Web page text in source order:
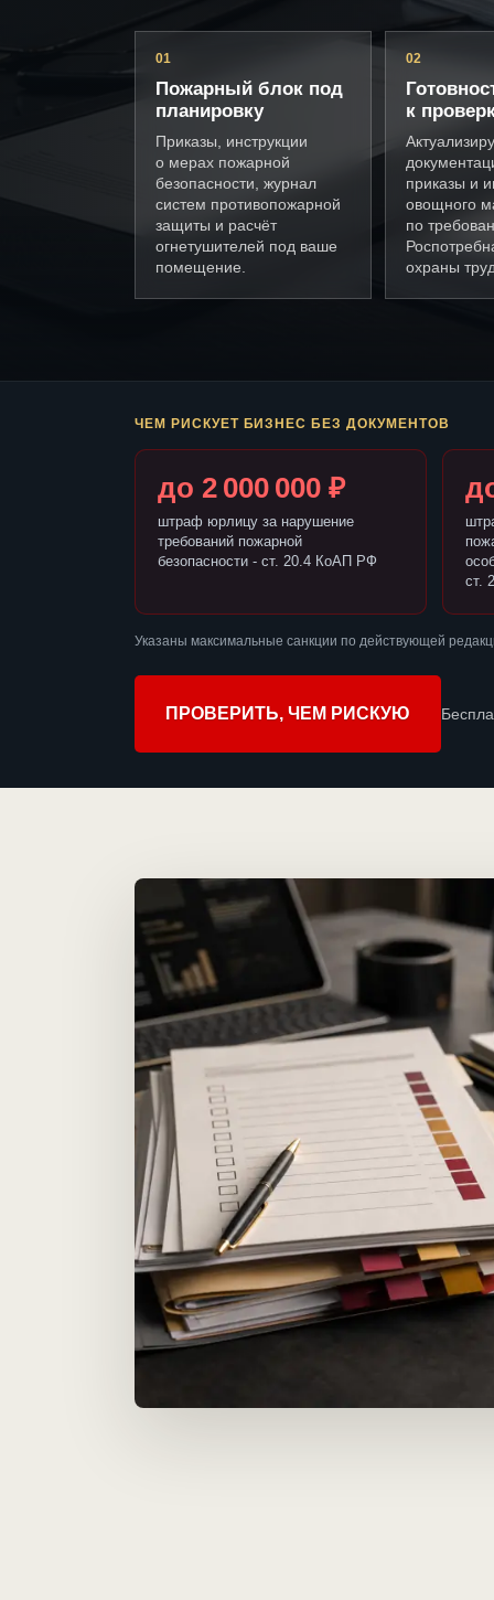
01
Пожарный блок под
планировку
Приказы, инструкции
о мерах пожарной
безопасности, журнал
систем противопожарной
защиты и расчёт
огнетушителей под ваше
помещение.
02
к
приказы и
овощного
по
охраны
ЧЕМ РИСКУЕТ БИЗНЕС БЕЗ ДОКУМЕНТОВ
до 2 000 000 ₽
штраф юрлицу за нарушение
требований пожарной
безопасности - ст. 20.4 КоАП РФ
ст.
Указаны максимальные санкции по действующей
ПРОВЕРИТЬ, ЧЕМ РИСКУЮ